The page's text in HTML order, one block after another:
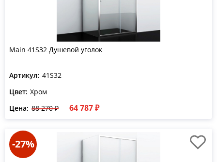
Main 41S32 Душевой уголок
Артикул: 41S32
Цвет: Хром
Цена: 88 270 ₽ 64 787 ₽
-27%